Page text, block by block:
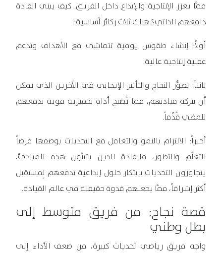
ممَّا يعزز الإنتاجية والإبداع داخل الفريق. كيف يبني القادة
دافعهم الذاتي؟ هناك ثلاث ركائز أساسية:
أولاً: إنشاء طقوس يومية تتماشى مع الأهداف وتدعم
عقلية إنتاجية عالية.
ثانياً: تصوُّر النجاح والتأثير الإيجابي في الآخرين الذي يمكن
أن تتركه قيادتهم، مما يُصبح أداة تحفيزية قوية تدفعهم
للمضي قُدُماً.
أخيراً: الالتزام بالنمو والتعامل مع التحديات بوصفها فرصاً
للتعلُّم والتطور، فالقادة الذين يتبنَّون هذه المبادئ،
يتجاوزون التحديات بابتكار حلول إبداعية تدفعهم لِمستقبل
أكثر إشراقاً، ممَّا يجعلهم قدوة حقيقية في عالم القيادة.
قصة نجاح: من فريق متوسط إلى
بطل وطني
واجه فريق رياضي تحديات كبيرة، من ضعف الأداء إلى